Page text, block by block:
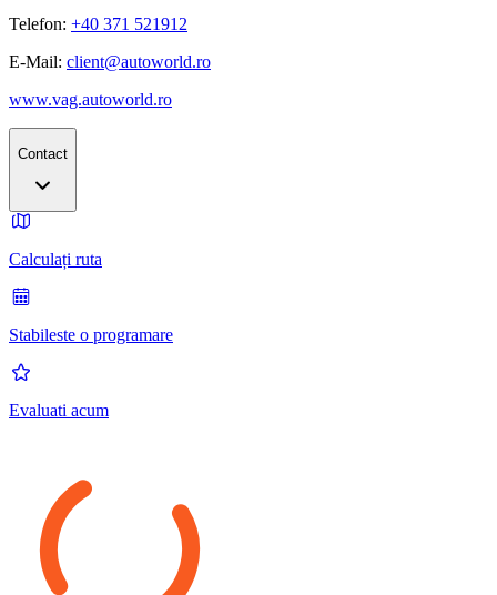
Telefon: +40 371 521912
E-Mail: client@autoworld.ro
www.vag.autoworld.ro
Contact
Calculați ruta
Stabileste o programare
Evaluati acum